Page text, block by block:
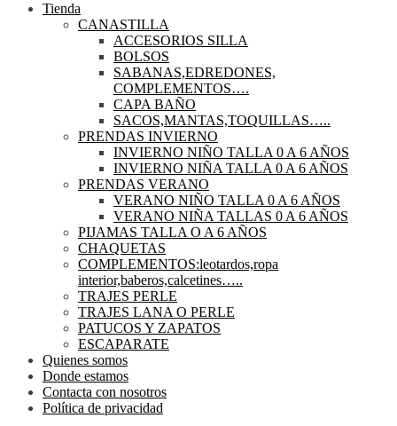
Tienda
CANASTILLA
ACCESORIOS SILLA
BOLSOS
SABANAS,EDREDONES,
COMPLEMENTOS….
CAPA BAÑO
SACOS,MANTAS,TOQUILLAS…..
PRENDAS INVIERNO
INVIERNO NIÑO TALLA 0 A 6 AÑOS
INVIERNO NIÑA TALLA 0 A 6 AÑOS
PRENDAS VERANO
VERANO NIÑO TALLA 0 A 6 AÑOS
VERANO NIÑA TALLAS 0 A 6 AÑOS
PIJAMAS TALLA O A 6 AÑOS
CHAQUETAS
COMPLEMENTOS:leotardos,ropa
interior,baberos,calcetines…..
TRAJES PERLE
TRAJES LANA O PERLE
PATUCOS Y ZAPATOS
ESCAPARATE
Quienes somos
Donde estamos
Contacta con nosotros
Política de privacidad